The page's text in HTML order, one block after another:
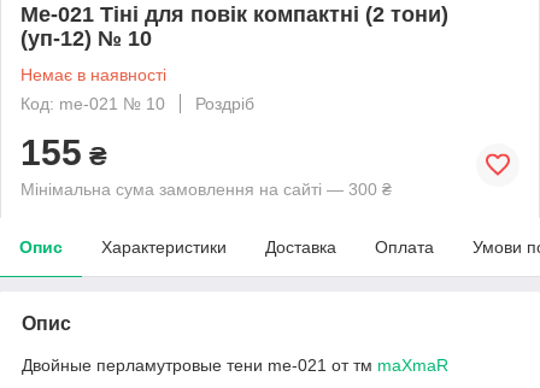
Me-021 Тіні для повік компактні (2 тони)
(уп-12) № 10
Немає в наявності
Код: me-021 № 10
Роздріб
155 ₴
Мінімальна сума замовлення на сайті — 300 ₴
Опис Характеристики Доставка Оплата Умови
Опис
Двойные перламутровые тени me-021 от тм maXmaR